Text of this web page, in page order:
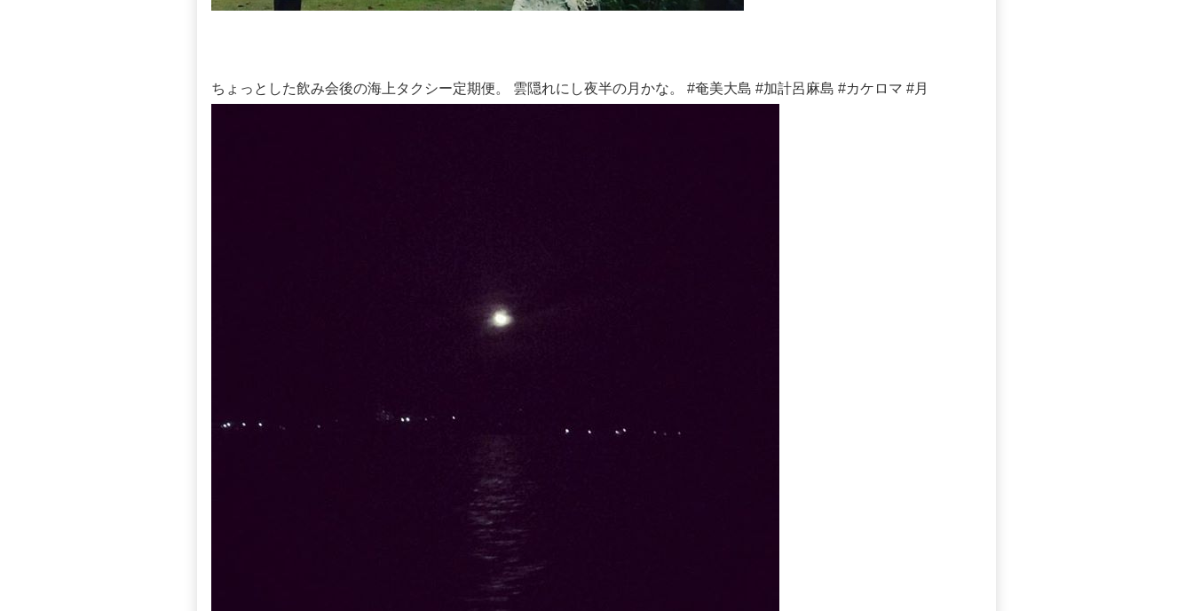
ちょっとした飲み会後の海上タクシー定期便。 雲隠れにし夜半の月かな。 #奄美大島 #加計呂麻島 #カケロマ #月